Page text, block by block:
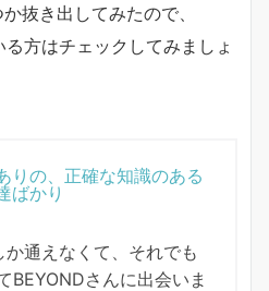
抜き出してみたので、
方はチェックしてみましょ
りの、正確な知識のある
ばかり
通えなくて、それでも
BEYONDさんに出会いま